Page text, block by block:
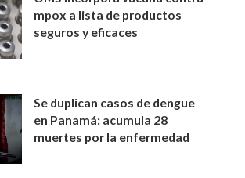
mpox a lista de productos
seguros y eficaces
Se duplican casos de dengue
en Panamá: acumula 28
muertes por la enfermedad